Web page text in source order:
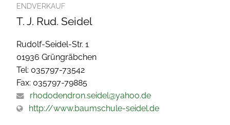
ENDVERKAUF
T. J. Rud. Seidel
Rudolf-Seidel-Str. 1
01936 Grüngräbchen
Tel: 035797-73542
Fax: 035797-79885
rhododendron.seidel@yahoo.de
http://www.baumschule-seidel.de